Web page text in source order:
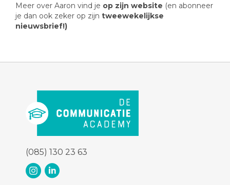
Meer over Aaron vind je op zijn website (en abonneer
je dan ook zeker op zijn tweewekelijkse
nieuwsbrief!)
(085) 130 23 63